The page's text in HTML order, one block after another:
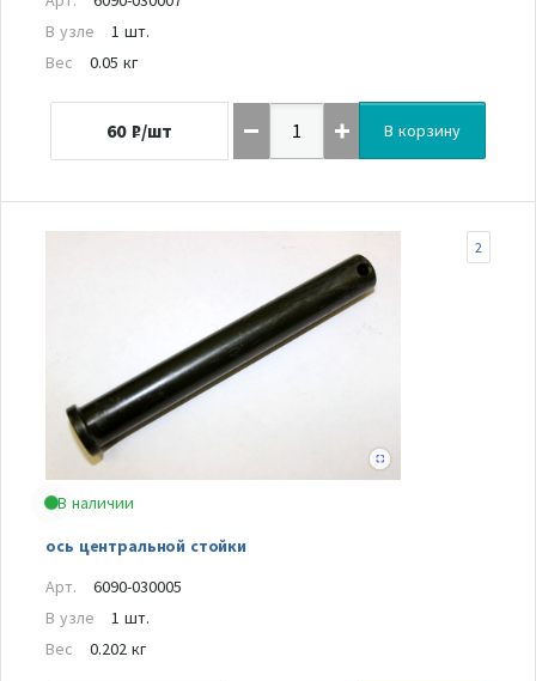
В узле
1 шт.
Вес
0.05 кг
60 ₽/шт В корзину
В наличии
ось центральной стойки
2
Арт.
6090-030005
В узле
1 шт.
Вес
0.202 кг